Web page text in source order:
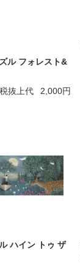
ル フォレスト&
税抜上代
2,000円
ハイン トゥ ザ